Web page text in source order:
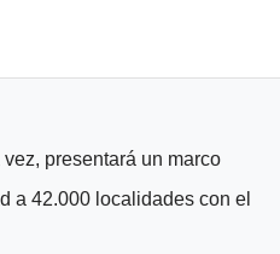
presentará un marco
a 42.000 localidades con el